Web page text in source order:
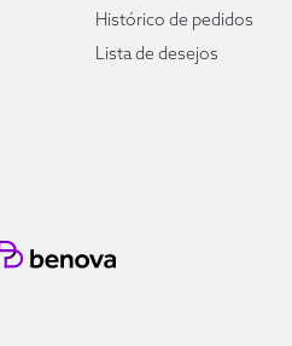
Histórico de pedidos
Lista de desejos